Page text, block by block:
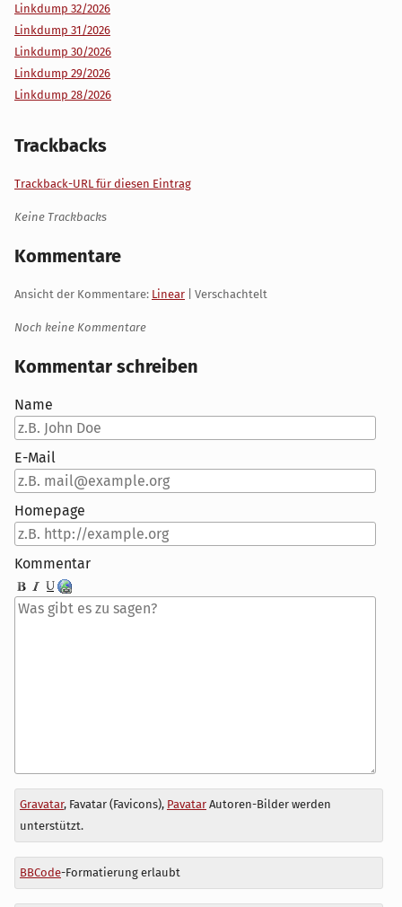
Linkdump 32/2026
Linkdump 31/2026
Linkdump 30/2026
Linkdump 29/2026
Linkdump 28/2026
Trackbacks
Trackback-URL für diesen Eintrag
Keine Trackbacks
Kommentare
Ansicht der Kommentare: Linear | Verschachtelt
Noch keine Kommentare
Kommentar schreiben
Name
E-Mail
Homepage
Kommentar
Antwort
zu
Gravatar, Favatar (Favicons), PavatarAutoren-Bilder werden
unterstützt.
BBCode-Formatierung erlaubt